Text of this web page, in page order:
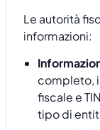
Le autorità
informazioni:
completo,
fiscale e
tipo di